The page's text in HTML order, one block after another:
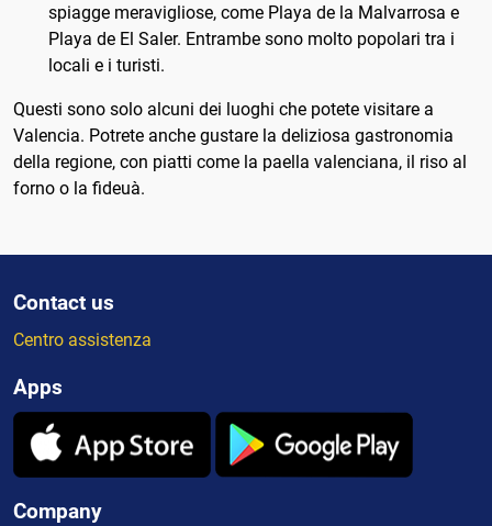
spiagge meravigliose, come Playa de la Malvarrosa e
Playa de El Saler. Entrambe sono molto popolari tra i
locali e i turisti.
Questi sono solo alcuni dei luoghi che potete visitare a
Valencia. Potrete anche gustare la deliziosa gastronomia
della regione, con piatti come la paella valenciana, il riso al
forno o la fideuà.
Contact us
Centro assistenza
Apps
Company